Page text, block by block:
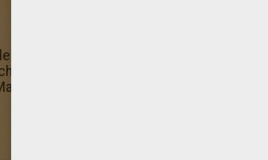
such dir die schönsten Farben aus und
Türschild zum Ausmalen: hat